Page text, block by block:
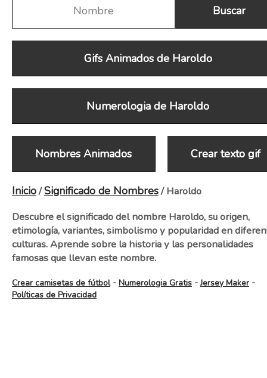
Gifs Animados de Haroldo
Numerologia de Haroldo
Nombres Animados Crear texto gif
Inicio/Significado de Nombres/ Haroldo
Descubre el significado del nombre Haroldo, su origen,
etimología, variantes, simbolismo y popularidad en
culturas. Aprende sobre la historia y las personalidades
famosas que llevan este nombre.
Crear camisetas de fútbol- Numerologia Gratis -Jersey Maker-
Políticas de Privacidad